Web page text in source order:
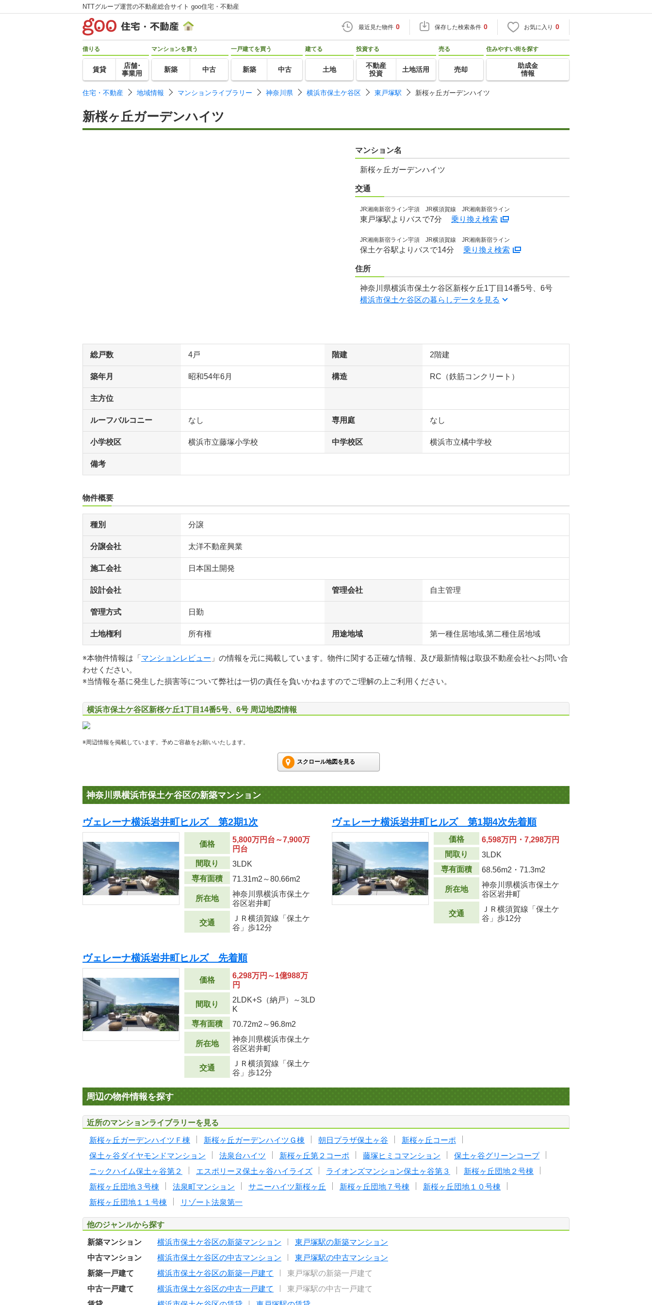
NTTグループ運営の不動産総合サイト goo住宅・不動産
最近見た物件 0 保存した検索条件 0 お気に入り 0
借りる
賃貸
店舗･
事業用
マンションを買う
新築 中古
一戸建てを買う
新築 中古
建てる
土地
投資する
不動産
投資
土地活用
売る
売却
住みやすい街を探す
助成金
情報
住宅・不動産 地域情報 マンションライブラリー 神奈川県 横浜市保土ケ谷区 東戸塚駅 新桜ヶ丘ガーデンハイツ
新桜ヶ丘ガーデンハイツ
マンション名
新桜ヶ丘ガーデンハイツ
交通
JR湘南新宿ライン宇須 JR横須賀線 JR湘南新宿ライン
東戸塚駅よりバスで7分 乗り換え検索
JR湘南新宿ライン宇須 JR横須賀線 JR湘南新宿ライン
保土ケ谷駅よりバスで14分 乗り換え検索
住所
神奈川県横浜市保土ケ谷区新桜ケ丘1丁目14番5号、6号
横浜市保土ケ谷区の暮らしデータを見る
総戸数 4戸 階建 2階建
築年月 昭和54年6月 構造 RC（鉄筋コンクリート）
主方位
ルーフバルコニー なし 専用庭 なし
小学校区 横浜市立藤塚小学校 中学校区 横浜市立橘中学校
備考
物件概要
種別 分譲
分譲会社 太洋不動産興業
施工会社 日本国土開発
設計会社 管理会社 自主管理
管理方式 日勤
土地権利 所有権 用途地域 第一種住居地域,第二種住居地域
※本物件情報は「 マンションレビュー 」の情報を元に掲載しています。物件に関する正確な情報、及び最新情報は取扱不動産会社へお問い合
わせください。
※当情報を基に発生した損害等について弊社は一切の責任を負いかねますのでご理解の上ご利用ください。
横浜市保土ケ谷区新桜ケ丘1丁目14番5号、6号 周辺地図情報
※周辺情報を掲載しています。予めご容赦をお願いいたします。
スクロール地図を見る
神奈川県横浜市保土ケ谷区の新築マンション
ヴェレーナ横浜岩井町ヒルズ 第2期1次
価格
5,800万円台～7,900万
円台
間取り
3LDK
専有面積
71.31m2 ～80.66m2
所在地
神奈川県横浜市保土ケ
谷区岩井町
交通
ＪＲ横須賀線「保土ケ
谷」歩12分
ヴェレーナ横浜岩井町ヒルズ 第1期4次先着順
価格
6,598万円・7,298万円
間取り
3LDK
専有面積
68.56m2 ・71.3m2
所在地
神奈川県横浜市保土ケ
谷区岩井町
交通
ＪＲ横須賀線「保土ケ
谷」歩12分
ヴェレーナ横浜岩井町ヒルズ 先着順
価格
6,298万円～1億988万
円
間取り
2LDK+S（納戸）～3LD
K
専有面積
70.72m2 ～96.8m2
所在地
神奈川県横浜市保土ケ
谷区岩井町
交通
ＪＲ横須賀線「保土ケ
谷」歩12分
周辺の物件情報を探す
近所のマンションライブラリーを見る
新桜ヶ丘ガーデンハイツＦ棟 新桜ヶ丘ガーデンハイツＧ棟 朝日プラザ保土ヶ谷
新桜ヶ丘コーポ
保土ヶ谷ダイヤモンドマンション
法泉台ハイツ 新桜ヶ丘第２コーポ 藤塚ヒミコマンション
保土ヶ谷グリーンコープ
ニックハイム保土ヶ谷第２
エスポリーヌ保土ヶ谷ハイライズ ライオンズマンション保土ヶ谷第３
新桜ヶ丘団地２号棟
新桜ヶ丘団地３号棟
法泉町マンション サニーハイツ新桜ヶ丘 新桜ヶ丘団地７号棟
新桜ヶ丘団地１０号棟
新桜ヶ丘団地１１号棟
リゾート法泉第一
他のジャンルから探す
新築マンション 横浜市保土ケ谷区の新築マンション
東戸塚駅の新築マンション
中古マンション
横浜市保土ケ谷区の中古マンション
東戸塚駅の中古マンション
新築一戸建て
横浜市保土ケ谷区の新築一戸建て
東戸塚駅の新築一戸建て
中古一戸建て
横浜市保土ケ谷区の中古一戸建て
東戸塚駅の中古一戸建て